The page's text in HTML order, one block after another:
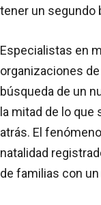
tener un segundo
Especialistas en
organizaciones
búsqueda de un
la mitad de lo que
atrás. El
natalidad
de familias con